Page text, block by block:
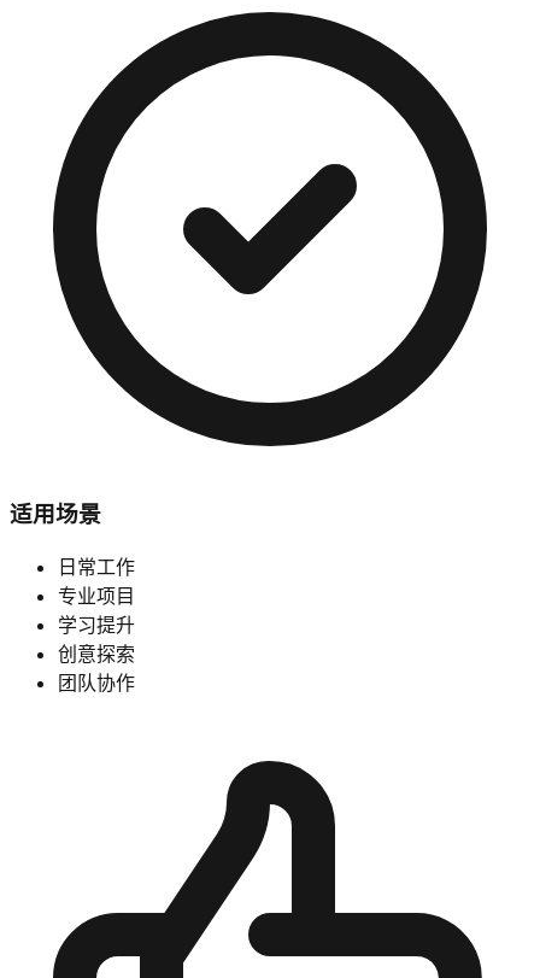
适用场景
日常工作
专业项目
学习提升
创意探索
团队协作